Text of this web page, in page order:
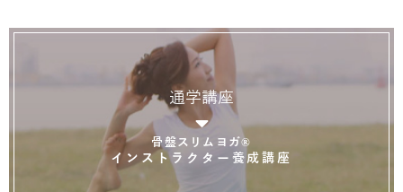
通学講座
骨盤スリムヨガ®
インストラクター養成講座